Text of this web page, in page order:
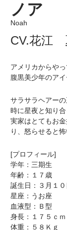
ノア
Noah
CV.花江
アメリカからや
腹黒美少年のアイ
サラサラヘアー
時に星夜と知り
実家はとてもお
り、怒らせると怖
[プロフィール]
学年：三期生
年齢：１７歳
誕生日：３月１０
星座：うお座
血液型：Ｂ型
身長：１７５ｃｍ
体重：５８Ｋｇ